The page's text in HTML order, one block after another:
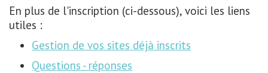
En plus de l'inscription (ci-dessous), voici les liens
utiles :
Gestion de vos sites déjà inscrits
Questions - réponses